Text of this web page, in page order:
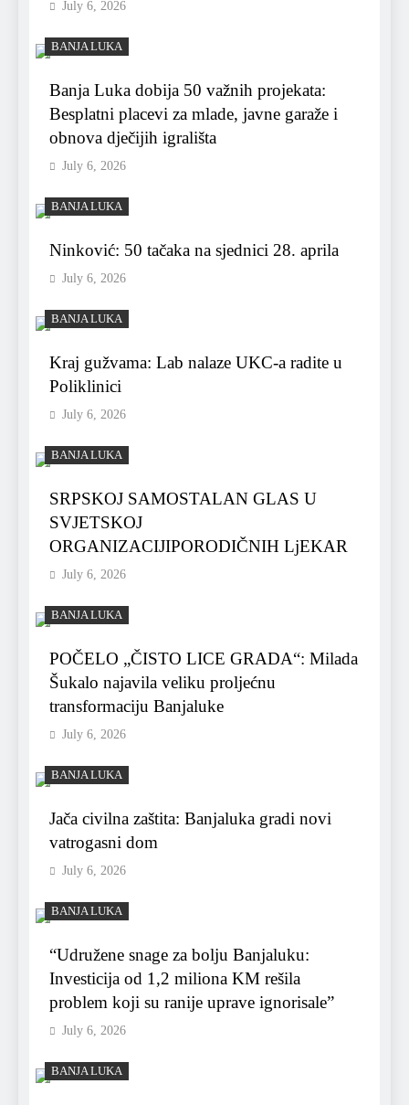
July 6, 2026
BANJA LUKA
Banja Luka dobija 50 važnih projekata:
Besplatni placevi za mlade, javne garaže i
obnova dječijih igrališta
July 6, 2026
BANJA LUKA
Ninković: 50 tačaka na sjednici 28. aprila
July 6, 2026
BANJA LUKA
Kraj gužvama: Lab nalaze UKC-a radite u
Poliklinici
July 6, 2026
BANJA LUKA
SRPSKOJ SAMOSTALAN GLAS U
SVJETSKOJ
ORGANIZACIJIPORODIČNIH LjEKAR
July 6, 2026
BANJA LUKA
POČELO „ČISTO LICE GRADA“: Milada
Šukalo najavila veliku proljećnu
transformaciju Banjaluke
July 6, 2026
BANJA LUKA
Jača civilna zaštita: Banjaluka gradi novi
vatrogasni dom
July 6, 2026
BANJA LUKA
“Udružene snage za bolju Banjaluku:
Investicija od 1,2 miliona KM rešila
problem koji su ranije uprave ignorisale”
July 6, 2026
BANJA LUKA